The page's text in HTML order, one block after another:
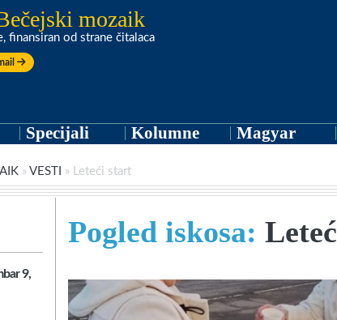
mozaik
finansiran od strane čitalaca
Specijali Kolumne Magyar
» VESTI » Leteći start
9,
Pogled iskosa: